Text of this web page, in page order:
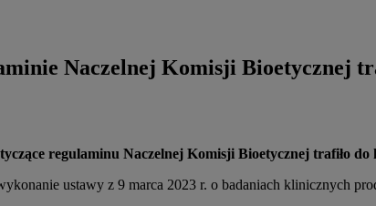
Naczelnej Komisji Bioetycznej
regulaminu Naczelnej Komisji Bioetycznej trafiło
ustawy z 9 marca 2023 r. o badaniach klinicznych